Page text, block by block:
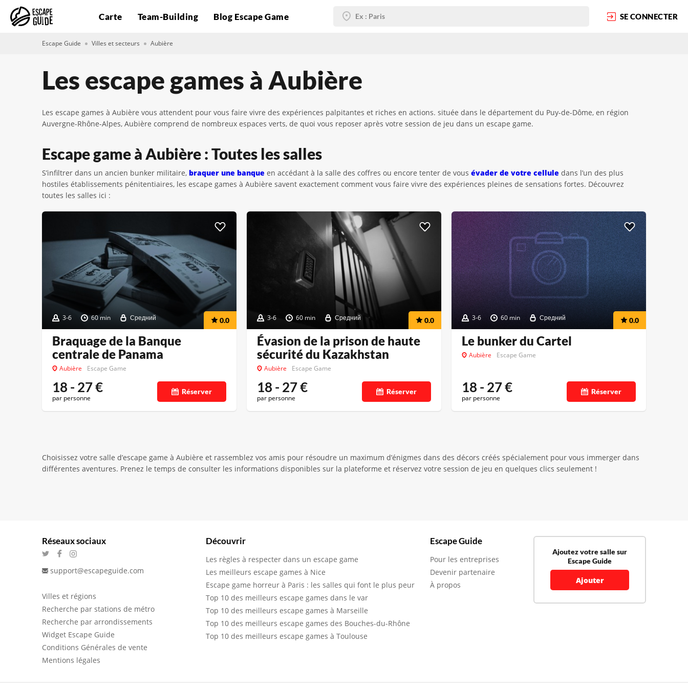
Carte Team-Building Blog Escape Game SE CONNECTER
Escape Guide Villes et secteurs Aubière
Les escape games à Aubière
Les escape games à Aubière vous attendent pour vous faire vivre des expériences palpitantes et riches en actions. située dans le département du Puy-de-Dôme, en région
Auvergne-Rhône-Alpes, Aubière comprend de nombreux espaces verts, de quoi vous reposer après votre session de jeu dans un escape game.
Escape game à Aubière : Toutes les salles
S’infiltrer dans un ancien bunker militaire, braquer une banque en accédant à la salle des coffres ou encore tenter de vous évader de votre cellule dans l’un des plus
hostiles établissements pénitentiaires, les escape games à Aubière savent exactement comment vous faire vivre des expériences pleines de sensations fortes. Découvrez
toutes les salles ici :
3-6 60 min Средний 0.0
Braquage de la Banque
centrale de Panama
Aubière Escape Game
18 - 27€
par personne
Réserver
3-6 60 min Средний 0.0
Évasion de la prison de haute
sécurité du Kazakhstan
Aubière Escape Game
18 - 27€
par personne
Réserver
3-6 60 min Средний 0.0
Le bunker du Cartel
Aubière Escape Game
18 - 27€
par personne
Réserver
Choisissez votre salle d’escape game à Aubière et rassemblez vos amis pour résoudre un maximum d’énigmes dans des décors créés spécialement pour vous immerger dans
différentes aventures. Prenez le temps de consulter les informations disponibles sur la plateforme et réservez votre session de jeu en quelques clics seulement !
Réseaux sociaux
support@escapeguide.com
Villes et régions
Recherche par stations de métro
Recherche par arrondissements
Widget Escape Guide
Conditions Générales de vente
Mentions légales
Découvrir
Les règles à respecter dans un escape game
Les meilleurs escape games à Nice
Escape game horreur à Paris : les salles qui font le plus peur
Top 10 des meilleurs escape games dans le var
Top 10 des meilleurs escape games à Marseille
Top 10 des meilleurs escape games des Bouches-du-Rhône
Top 10 des meilleurs escape games à Toulouse
Escape Guide
Pour les entreprises
Devenir partenaire
À propos
Ajoutez votre salle sur
Escape Guide
Ajouter